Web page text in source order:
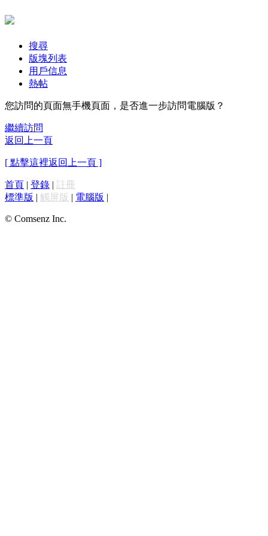
搜尋
版塊列表
用戶信息
熱帖
您訪問的頁面無手機頁面，是否進一步訪問電腦版？
繼續訪問
返回上一頁
[ 點擊這裡返回上一頁 ]
首頁 | 登錄 | 註冊
標準版 | 觸屏版 | 電腦版 |
© Comsenz Inc.